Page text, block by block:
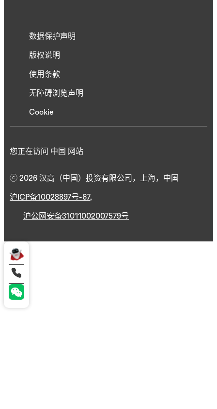
数据保护声明
版权说明
使用条款
无障碍浏览声明
Cookie
ⓒ 2026 汉高（中国）投资有限公司，上海，中国
沪ICP备10028897号-67,
沪公网安备31011002007579号
您正在访问 中国 网站